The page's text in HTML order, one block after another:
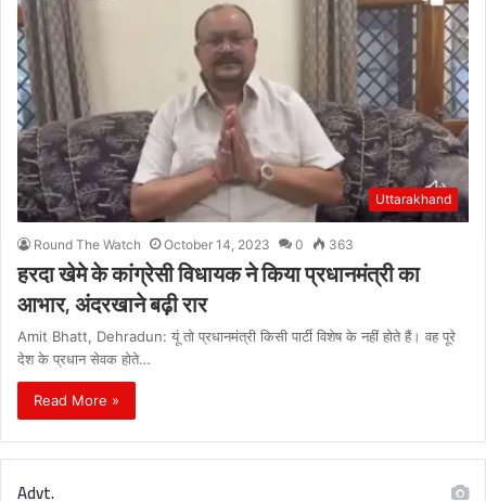
Uttarakhand
Round The Watch October 14, 2023 0 363
हरदा खेमे के कांग्रेसी विधायक ने किया प्रधानमंत्री का
आभार, अंदरखाने बढ़ी रार
Amit Bhatt, Dehradun: यूं तो प्रधानमंत्री किसी पार्टी विशेष के नहीं होते हैं। वह पूरे
देश के प्रधान सेवक होते…
Read More »
Advt.